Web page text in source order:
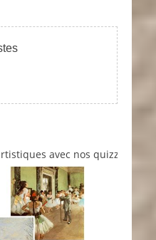
avec nos quizzes sur